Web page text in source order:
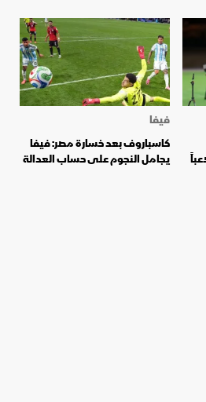
و"ابتعاث" 25 لاعباً
فيفا
كاسباروف بعد خسارة مصر: فيفا
يجامل النجوم على حساب العدالة